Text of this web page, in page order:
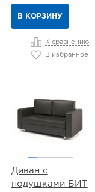
В КОРЗИНУ
К сравнению
В избранное
Диван с
подушками БИТ